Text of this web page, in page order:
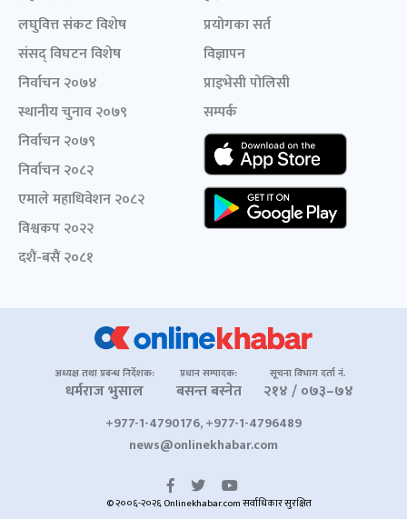
लघुवित्त संकट विशेष
संसद् विघटन विशेष
निर्वाचन २०७४
स्थानीय चुनाव २०७९
निर्वाचन २०७९
निर्वाचन २०८२
एमाले महाधिवेशन २०८२
विश्वकप २०२२
दशैं-बसैं २०८१
प्रयोगका सर्त
विज्ञापन
प्राइभेसी पोलिसी
सम्पर्क
अध्यक्ष तथा प्रबन्ध निर्देशक:
धर्मराज भुसाल
प्रधान सम्पादक:
बसन्त बस्नेत
सूचना विभाग दर्ता नं.
२१४ / ०७३–७४
+977-1-4790176, +977-1-4796489
news@onlinekhabar.com
© २००६-२०२६ Onlinekhabar.com सर्वाधिकार सुरक्षित